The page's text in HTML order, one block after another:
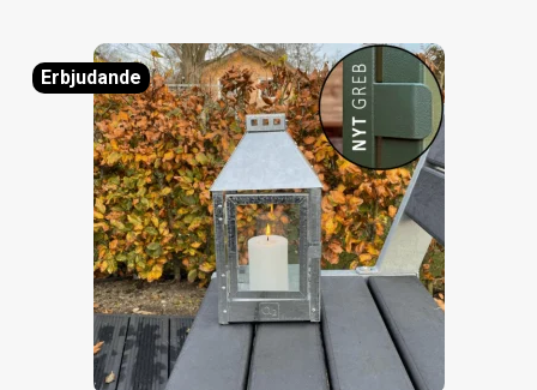
Erbjudande